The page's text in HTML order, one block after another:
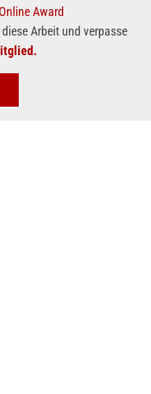
Award
Arbeit und verpasse